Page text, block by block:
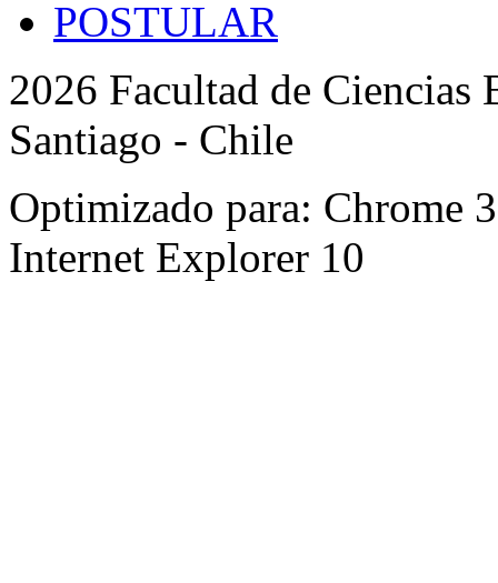
POSTULAR
2026 Facultad de
Santiago - Chile
Optimizado para: Chrome
Internet Explorer 10